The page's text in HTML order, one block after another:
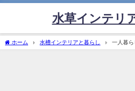
水草インテリ
ホーム 水槽インテリアと暮らし
一人暮ら
の始め方と手間いらずのコツ